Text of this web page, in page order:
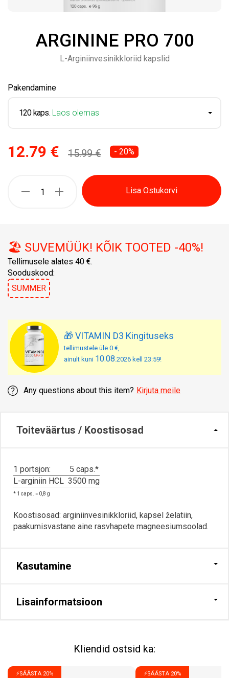
ARGININE PRO 700
L-Arginiinvesinikkloriid kapslid
Pakendamine
120 kaps. Laos olemas
12.79 € 15.99 € - 20%
Lisa Ostukorvi
🏖️ SUVEMÜÜK! KÕIK TOOTED -40%!
Tellimusele alates 40 €.
Sooduskood:
SUMMER
🎁 VITAMIN D3 Kingituseks
tellimustele üle 0 €,
ainult kuni 10.08.2026 kell 23:59!
Any questions about this item? Kirjuta meile
Toiteväärtus / Koostisosad
1 portsjon:
5 caps.*
L-arginiin HCL 3500 mg
* 1 caps. = 0,8 g
Koostisosad: arginiinvesinikkloriid, kapsel želatiin,
paakumisvastane aine rasvhapete magneesiumsoolad.
Kasutamine
Lisainformatsioon
Kliendid ostsid ka:
⚡SÄÄSTA 20% ⚡SÄÄSTA 20%